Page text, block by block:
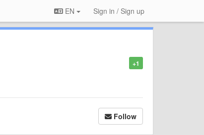
EN Sign in / Sign up
+1
Follow